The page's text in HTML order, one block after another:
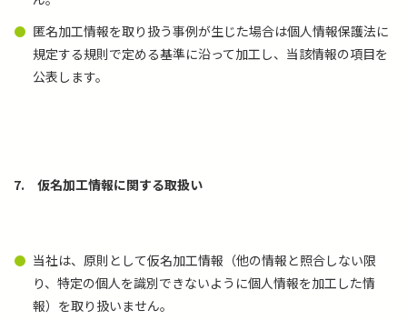
匿名加工情報を取り扱う事例が生じた場合は個人情報保護法に
規定する規則で定める基準に沿って加工し、当該情報の項目を
公表します。
7. 仮名加工情報に関する取扱い
当社は、原則として仮名加工情報（他の情報と照合しない限
り、特定の個人を識別できないように個人情報を加工した情
報）を取り扱いません。